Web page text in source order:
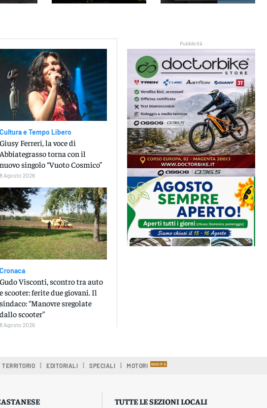
Cultura e Tempo Libero
Giusy Ferreri, la voce di
Abbiategrasso torna con il
nuovo singolo “Vuoto Cosmico”
8 Agosto 2026
Cronaca
Gudo Visconti, scontro tra auto
e scooter: ferite due giovani. Il
sindaco: “Manovre sregolate
dallo scooter”
8 Agosto 2026
Pubblicità
TERRITORIO EDITORIALI SPECIALI MOTORI
TUTTE LE SEZIONI LOCALI